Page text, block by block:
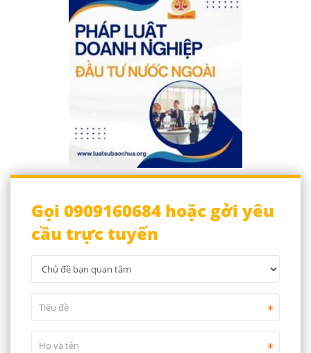
Gọi 0909160684 hoặc gởi yêu
cầu trực tuyến